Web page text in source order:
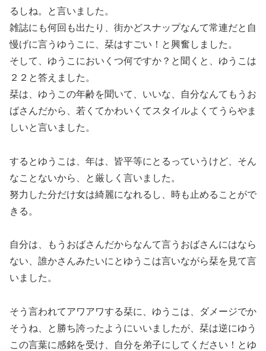
るしね。と言いました。
雑誌にも何回も出たり、街かどスナップなんて常連だと自
慢げに言うゆうこに、栞はすごい！と興奮しました。
そして、ゆうこにおいくつ何ですか？と聞くと、ゆうこは
２２と答えました。
栞は、ゆうこの年齢を聞いて、いいな、自分なんてもうお
ばさんだから、若くてかわいくてスタイルよくてうらやま
しいと言いました。
するとゆうこは、年は、皆平等にとるっていうけど、そん
なことないから、と厳しく言いました。
努力した分だけ女は綺麗になれるし、時も止めることがで
きる。
自分は、もうおばさんだからなんて言うおばさんにはなら
ない、誰かさんみたいにとゆうこは言いながら栞を見て言
いました。
そう言われてアワアワする栞に、ゆうこは、ダメージでか
そうね、と勝ち誇ったようにいいましたが、栞は逆にゆう
この言葉に感銘を受け、自分を弟子にしてください！とゆ